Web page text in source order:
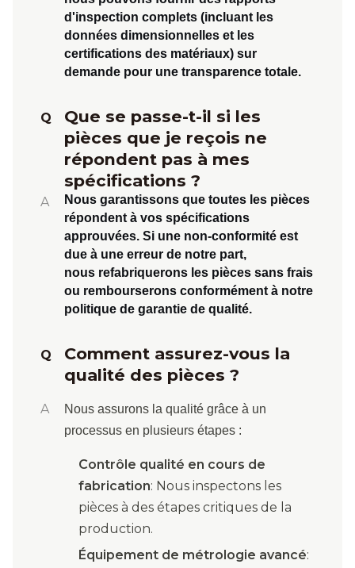
d'inspection complets (incluant les
données dimensionnelles et les
certifications des matériaux) sur
demande pour une transparence totale.
Q
Que se passe-t-il si les
pièces que je reçois ne
répondent pas à mes
spécifications ?
A
Nous garantissons que toutes les pièces
répondent à vos spécifications
approuvées. Si une non-conformité est
due à une erreur de notre part,
nous refabriquerons les pièces sans frais
ou rembourserons conformément à notre
politique de garantie de qualité.
Q
Comment assurez-vous la
qualité des pièces ?
A
Nous assurons la qualité grâce à un
processus en plusieurs étapes :
Contrôle qualité en cours de
fabrication: Nous inspectons les
pièces à des étapes critiques de la
production.
Équipement de métrologie avancé: